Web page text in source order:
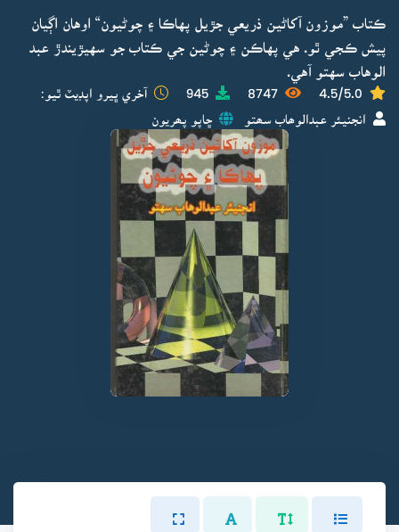
ڪتاب ”موزون آکاڻين ذريعي جڙيل پهاڪا ۽ چوڻيون“ اوهان اڳيان
پيش ڪجي ٿو. هي پهاڪن ۽ چوڻين جي ڪتاب جو سهيڙيندڙ عبد
الوهاب سهتو آهي.
4.5/5.0
8747
945 آخري ڀيرو اپڊيٽ ٿيو:
انجنيئر عبدالوھاب سھتو ڇاپو پھريون